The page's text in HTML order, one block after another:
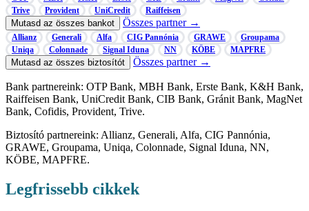
Trive
Provident UniCredit Raiffeisen
Mutasd az összes bankot Összes partner →
Allianz Generali Alfa CIG Pannónia GRAWE
Groupama
Uniqa
Colonnade Signal Iduna NN KÖBE MAPFRE
Mutasd az összes biztosítót Összes partner →
Bank partnereink: OTP Bank, MBH Bank, Erste Bank, K&H Bank,
Raiffeisen Bank, UniCredit Bank, CIB Bank, Gránit Bank, MagNet
Bank, Cofidis, Provident, Trive.
Biztosító partnereink: Allianz, Generali, Alfa, CIG Pannónia,
GRAWE, Groupama, Uniqa, Colonnade, Signal Iduna, NN,
KÖBE, MAPFRE.
Legfrissebb cikkek